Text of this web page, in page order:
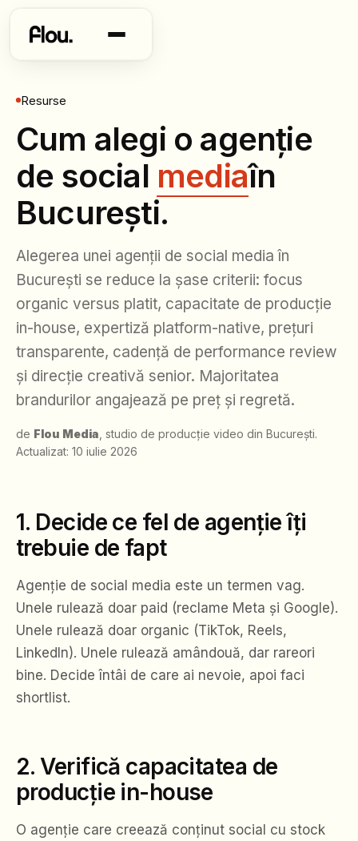
Resurse
Cum alegi o agenție
de social mediaîn
București.
Alegerea unei agenții de social media în
București se reduce la șase criterii: focus
organic versus platit, capacitate de producție
in-house, expertiză platform-native, prețuri
transparente, cadență de performance review
și direcție creativă senior. Majoritatea
brandurilor angajează pe preț și regretă.
de Flou Media , studio de producție video din București.
Actualizat: 10 iulie 2026
1. Decide ce fel de agenție îți
trebuie de fapt
Agenție de social media este un termen vag.
Unele rulează doar paid (reclame Meta și Google).
Unele rulează doar organic (TikTok, Reels,
LinkedIn). Unele rulează amândouă, dar rareori
bine. Decide întâi de care ai nevoie, apoi faci
shortlist.
2. Verifică capacitatea de
producție in-house
O agenție care creează conținut social cu stock